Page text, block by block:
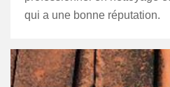
qui a une bonne réputation.